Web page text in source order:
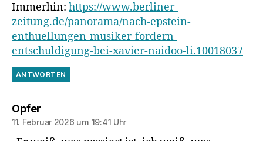
Immerhin: https://www.berliner-
zeitung.de/panorama/nach-epstein-
enthuellungen-musiker-fordern-
entschuldigung-bei-xavier-naidoo-li.10018037
ANTWORTEN
Opfersagt:
11. Februar 2026 um 19:41 Uhr